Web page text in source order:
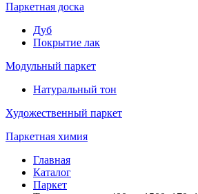
Паркетная доска
Дуб
Покрытие лак
Модульный паркет
Натуральный тон
Художественный паркет
Паркетная химия
Главная
Каталог
Паркет